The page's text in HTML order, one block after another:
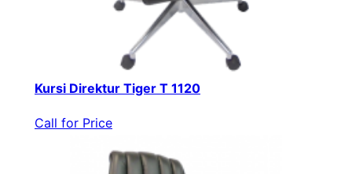
Kursi Direktur Tiger T 1120
Call for Price